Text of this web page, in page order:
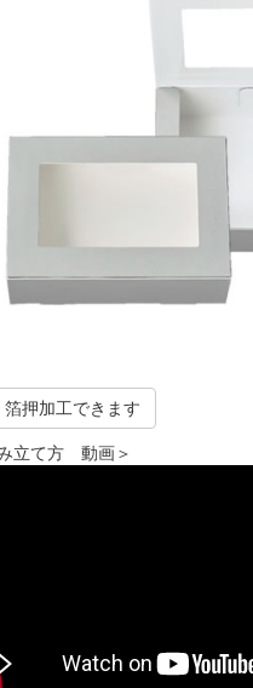
箔押加工できます
立て方 動画＞